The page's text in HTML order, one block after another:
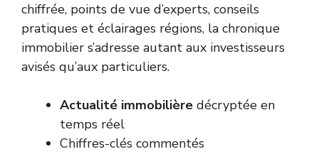
chiffrée, points de vue d’experts, conseils
pratiques et éclairages régions, la chronique
immobilier s’adresse autant aux investisseurs
avisés qu’aux particuliers.
Actualité immobilière décryptée en
temps réel
Chiffres-clés commentés